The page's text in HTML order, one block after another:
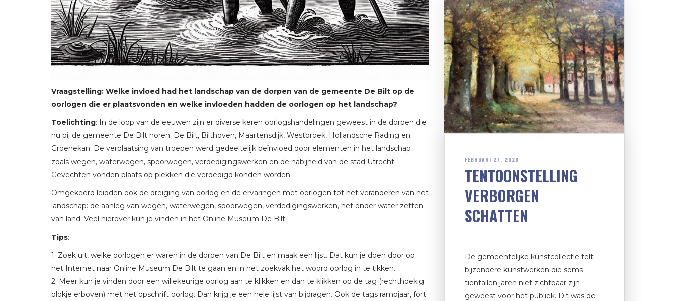
Vraagstelling: Welke invloed had het landschap van de dorpen van de gemeente De Bilt op de
oorlogen die er plaatsvonden en welke invloeden hadden de oorlogen op het landschap?
Toelichting: In de loop van de eeuwen zijn er diverse keren oorlogshandelingen geweest in de dorpen die
nu bij de gemeente De Bilt horen: De Bilt, Bilthoven, Maartensdijk, Westbroek, Hollandsche Rading en
Groenekan. De verplaatsing van troepen werd gedeeltelijk beïnvloed door elementen in het landschap
zoals wegen, waterwegen, spoorwegen, verdedigingswerken en de nabijheid van de stad Utrecht.
Gevechten vonden plaats op plekken die verdedigd konden worden.
Omgekeerd leidden ook de dreiging van oorlog en de ervaringen met oorlogen tot het veranderen van het
landschap: de aanleg van wegen, waterwegen, spoorwegen, verdedigingswerken, het onder water zetten
van land. Veel hierover kun je vinden in het Online Museum De Bilt.
Tips:
1. Zoek uit, welke oorlogen er waren in de dorpen van De Bilt en maak een lijst. Dat kun je doen door op
het Internet naar Online Museum De Bilt te gaan en in het zoekvak het woord oorlog in te tikken.
2. Meer kun je vinden door een willekeurige oorlog aan te klikken en dan te klikken op de tag (rechthoekig
blokje erboven) met het opschrift oorlog. Dan krijg je een hele lijst van bijdragen. Ook de tags rampjaar, fort
FEBRUARI 27, 2026
TENTOONSTELLING
VERBORGEN
SCHATTEN
De gemeentelijke kunstcollectie telt
bijzondere kunstwerken die soms
tientallen jaren niet zichtbaar zijn
geweest voor het publiek. Dit was de